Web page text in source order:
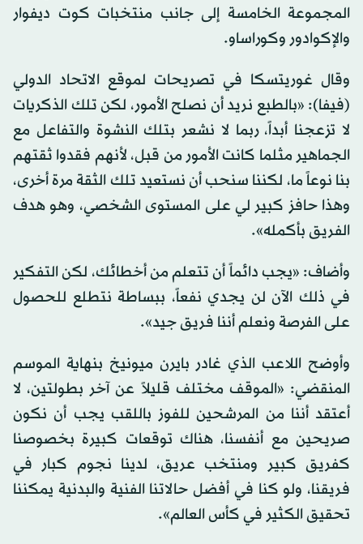
المجموعة الخامسة إلى جانب منتخبات كوت ديفوار
والإكوادور وكوراساو.
وقال غوريتسكا في تصريحات لموقع الاتحاد الدولي
(فيفا): «بالطبع نريد أن نصلح الأمور، لكن تلك الذكريات
لا تزعجنا أبداً، ربما لا نشعر بتلك النشوة والتفاعل مع
الجماهير مثلما كانت الأمور من قبل، لأنهم فقدوا ثقتهم
بنا نوعاً ما، لكننا سنحب أن نستعيد تلك الثقة مرة أخرى،
وهذا حافز كبير لي على المستوى الشخصي، وهو هدف
الفريق بأكمله».
وأضاف: «يجب دائماً أن تتعلم من أخطائك، لكن التفكير
في ذلك الآن لن يجدي نفعاً، ببساطة نتطلع للحصول
على الفرصة ونعلم أننا فريق جيد».
وأوضح اللاعب الذي غادر بايرن ميونيخ بنهاية الموسم
المنقضي: «الموقف مختلف قليلاً عن آخر بطولتين، لا
أعتقد أننا من المرشحين للفوز باللقب يجب أن نكون
صريحين مع أنفسنا، هناك توقعات كبيرة بخصوصنا
كفريق كبير ومنتخب عريق، لدينا نجوم كبار في
فريقنا، ولو كنا في أفضل حالاتنا الفنية والبدنية يمكننا
تحقيق الكثير في كأس العالم».